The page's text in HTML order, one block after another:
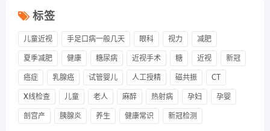
标签
儿童近视 手足口病一般几天 眼科 视力 减肥
夏季减肥 健康 糖尿病 近视手术 糖 近视 新冠
癌症 乳腺癌 试管婴儿 人工授精 磁共振 CT
X线检查 儿童 老人 麻醉 热射病 孕妇 孕婴
剖宫产 胰腺炎 养生 健康常识 新冠检测